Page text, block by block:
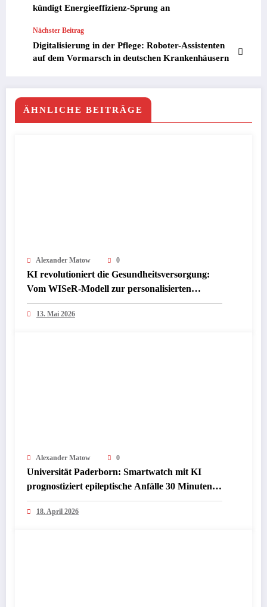
kündigt Energieeffizienz-Sprung an
Nächster Beitrag
Digitalisierung in der Pflege: Roboter-Assistenten
auf dem Vormarsch in deutschen Krankenhäusern
ÄHNLICHE BEITRÄGE
Alexander Matow 0
KI revolutioniert die Gesundheitsversorgung:
Vom WISeR-Modell zur personalisierten
Medizin – Medicare testet ambitionierte
Kostenkontrolle
13. Mai 2026
Alexander Matow 0
Universität Paderborn: Smartwatch mit KI
prognostiziert epileptische Anfälle 30 Minuten
im Voraus – Revolution für Arbeitsschutz und
Wirtschaft
18. April 2026